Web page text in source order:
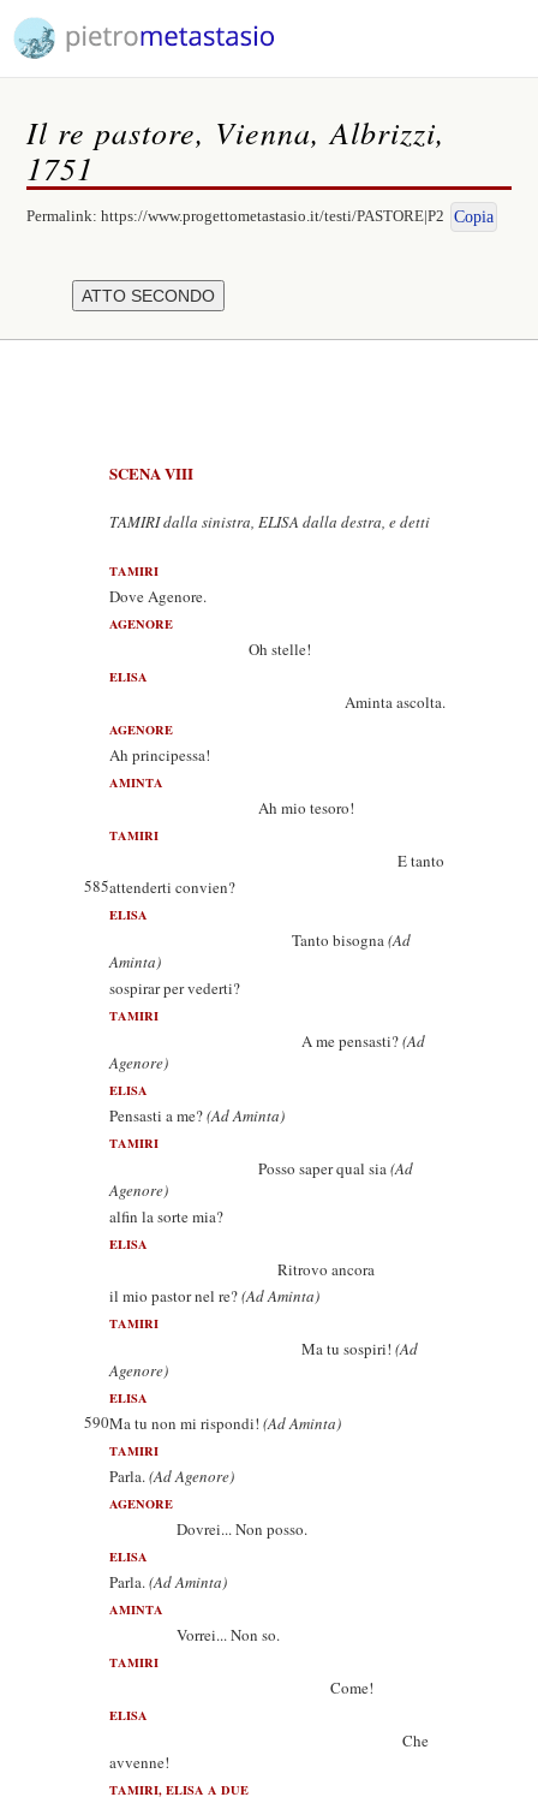
Il re pastore, Vienna, Albrizzi,
1751
Permalink:https://www.progettometastasio.it/testi/PASTORE|P2 Copia
SCENA VIII
TAMIRI dalla sinistra, ELISA dalla destra, e detti
TAMIRI
Dove Agenore.
AGENORE
Oh stelle!
ELISA
Aminta ascolta.
AGENORE
Ah principessa!
AMINTA
Ah mio tesoro!
TAMIRI
E tanto
585attenderti convien?
ELISA
Tanto bisogna(Ad
Aminta)
sospirar per vederti?
TAMIRI
A me pensasti?(Ad
Agenore)
ELISA
Pensasti a me?(Ad Aminta)
TAMIRI
Posso saper qual sia(Ad
Agenore)
alfin la sorte mia?
ELISA
Ritrovo ancora
il mio pastor nel re?(Ad Aminta)
TAMIRI
Ma tu sospiri! (Ad
Agenore)
ELISA
590Ma tu non mi rispondi! (Ad Aminta)
TAMIRI
Parla.(Ad Agenore)
AGENORE
Dovrei... Non posso.
ELISA
Parla.(Ad Aminta)
AMINTA
Vorrei... Non so.
TAMIRI
Come!
ELISA
Che
avvenne!
TAMIRI, ELISA A DUE